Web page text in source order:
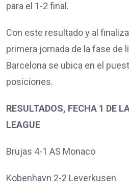
para el 1-2 final.
Con este resultado y al
primera jornada de la fase de
Barcelona se ubica en el
posiciones.
RESULTADOS, FECHA 1 DE
LEAGUE
Brujas 4-1 AS Monaco
Kobenhavn 2-2 Leverkusen